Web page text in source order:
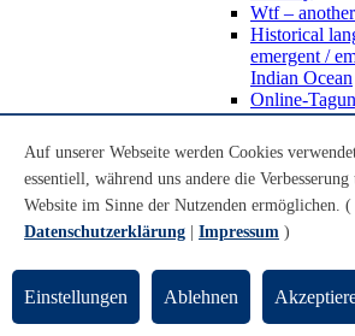
Wtf –
Historical
emergent /
Indian Ocean
Online-
Beratung und
Auslandsstudium
Forschung
WoC Lab
Spanische
Forschungsinstitute
Auf unserer Webseite werden Cookies
essentiell, während uns andere die
Website im Sinne der Nutzenden ermöglichen. (
Datenschutzerklärung
Impressum )
Einstellungen Ablehnen